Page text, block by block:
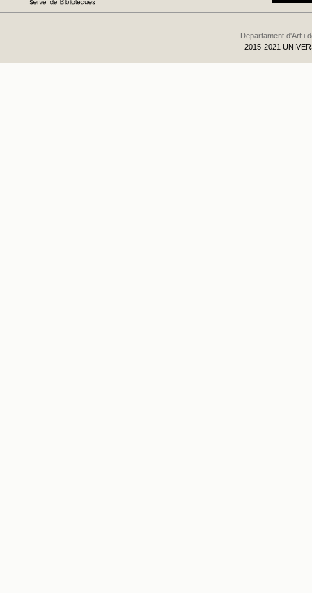
Departament d'Art i
2015-2021